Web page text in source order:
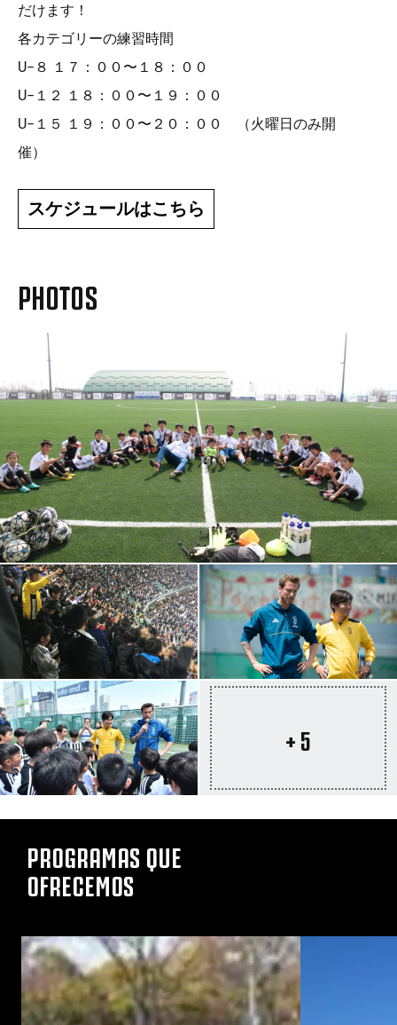
だけます！
各カテゴリーの練習時間
U−８ １７：００〜１８：００
U−１２ １８：００〜１９：００
U−１５ １９：００〜２０：００ （火曜日のみ開
催）
スケジュールはこちら
PHOTOS
+ 5
PROGRAMAS QUE
OFRECEMOS